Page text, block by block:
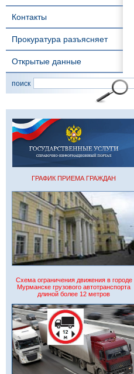
Контакты
Прокуратура разъясняет
Открытые данные
поиск
ГРАФИК ПРИЕМА ГРАЖДАН
Схема ограничения движения в городе
Мурманске грузового автотранспорта
длиной более 12 метров